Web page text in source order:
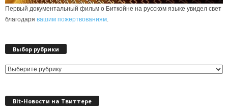
Первый документальный фильм о Биткойне на русском языке увидел свет
благодаря вашим пожертвованиям
Выбор рубрики
Выбор
Bit•Новости на Твиттере